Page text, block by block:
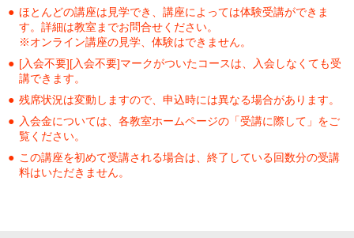
ほとんどの講座は見学でき、講座によっては体験受講ができま
す。詳細は教室までお問合せください。
※オンライン講座の見学、体験はできません。
[入会不要][入会不要]マークがついたコースは、入会しなくても受
講できます。
残席状況は変動しますので、申込時には異なる場合があります。
入会金については、各教室ホームページの「受講に際して」をご
覧ください。
この講座を初めて受講される場合は、終了している回数分の受講
料はいただきません。